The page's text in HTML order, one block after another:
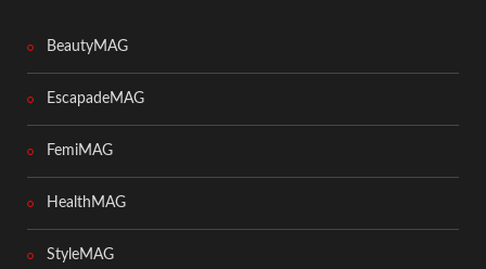
BeautyMAG
EscapadeMAG
FemiMAG
HealthMAG
StyleMAG